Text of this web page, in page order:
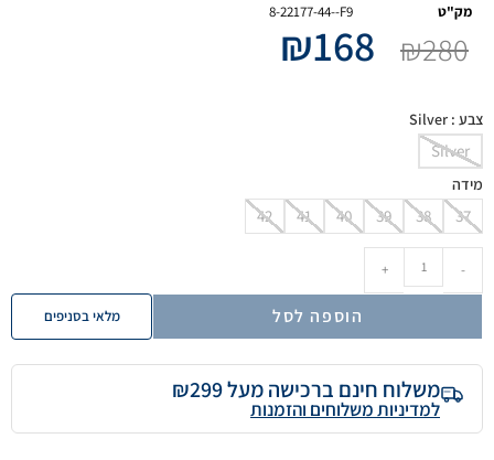
מק"ט 8-22177-44--F9
₪280
₪168
צבע : Silver
Silver
מידה
37
38
39
40
41
42
-
+
הוספה לסל מלאי בסניפים
משלוח חינם ברכישה מעל ₪299
למדיניות משלוחים והזמנות